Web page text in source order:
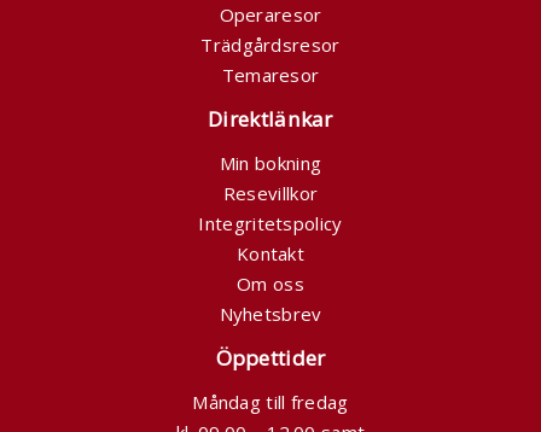
Operaresor
Trädgårdsresor
Temaresor
Direktlänkar
Min bokning
Resevillkor
Integritetspolicy
Kontakt
Om oss
Nyhetsbrev
Öppettider
Måndag till fredag